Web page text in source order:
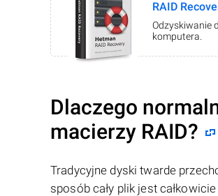
RAID
Odzyskiwanie
komputera.
Dlaczego
macierzy RAID?
Tradycyjne dyski twarde
sposób cały plik jest